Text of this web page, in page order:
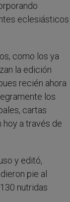
eclesiásticos
como los ya
la edición
recién ahora
los
cartas
hoy a través de
y editó,
pie al
nutridas